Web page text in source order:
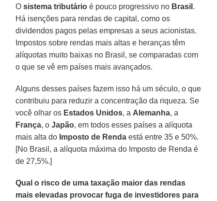
Osistema tributário é pouco progressivo no Brasil .
Há isenções para rendas de capital, como os
dividendos pagos pelas empresas a seus acionistas.
Impostos sobre rendas mais altas e heranças têm
alíquotas muito baixas no Brasil, se comparadas com
o que se vê em países mais avançados.
Alguns desses países fazem isso há um século, o que
contribuiu para reduzir a concentração da riqueza. Se
você olhar os Estados Unidos, a Alemanha, a
França, oJapão, em todos esses países a alíquota
mais alta do Imposto de Renda está entre 35 e 50%.
[No Brasil, a alíquota máxima do Imposto de Renda é
de 27,5%.]
Qual o risco de uma taxação maior das rendas
mais elevadas provocar fuga de investidores para